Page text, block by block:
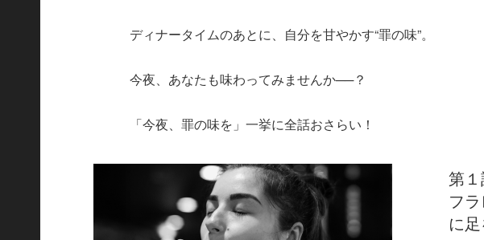
ディナータイムのあとに、自分を甘やかす“罪の味”。
今夜、あなたも味わってみませんか──？
「今夜、罪の味を」一挙に全話おさらい！
第
フ
に